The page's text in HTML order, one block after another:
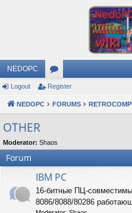
NEDOPC
or
u
s
Logout Register
NEDOPC FORUMS
OTHER
Moderator: Shaos
Forum
IBM PC
16-битные ПЦ-
8086/8088/80286